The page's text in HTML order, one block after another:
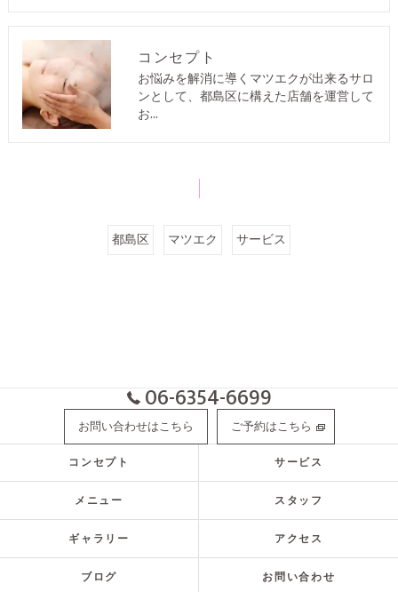
コンセプト
お悩みを解消に導くマツエクが出来るサロ
ンとして、都島区に構えた店舗を運営して
お…
都島区 マツエク サービス
06-6354-6699
お問い合わせはこちら ご予約はこちら
コンセプト サービス
メニュー スタッフ
ギャラリー アクセス
ブログ お問い合わせ